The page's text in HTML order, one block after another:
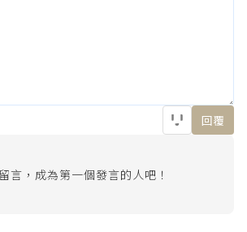
回覆
言，成為第一個發言的人吧！